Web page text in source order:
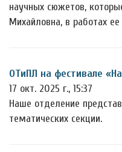
научных сюжетов,
Михайловна, в работах
ОТиПЛ на фестивале
17 окт. 2025 г., 15:37
Наше отделение
тематических секции.